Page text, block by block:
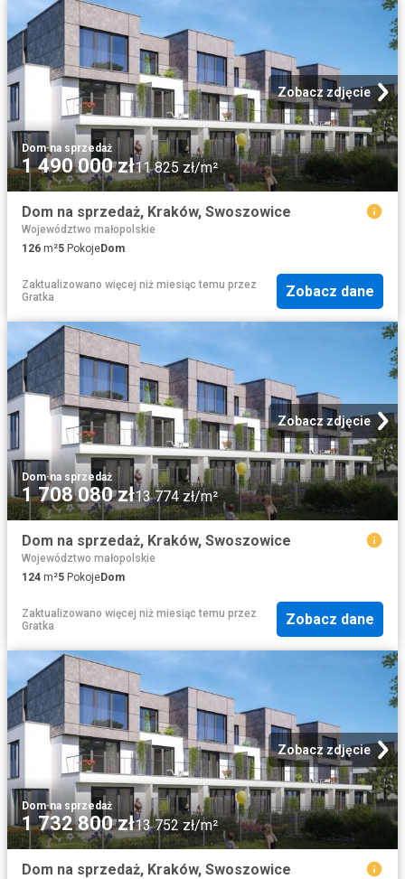
Zobacz zdjęcie
Dom·na sprzedaż
1 490 000 zł11 825 zł/m²
Dom na sprzedaż, Kraków, Swoszowice
Województwo małopolskie
126 m²5 PokojeDom
Zaktualizowano więcej niż miesiąc temu przez
Gratka
Zobacz dane
Zobacz zdjęcie
Dom·na sprzedaż
1 708 080 zł13 774 zł/m²
Dom na sprzedaż, Kraków, Swoszowice
Województwo małopolskie
124 m²5 PokojeDom
Zaktualizowano więcej niż miesiąc temu przez
Gratka
Zobacz dane
Zobacz zdjęcie
Dom·na sprzedaż
1 732 800 zł13 752 zł/m²
Dom na sprzedaż, Kraków, Swoszowice